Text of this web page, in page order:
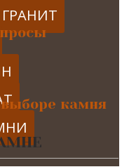
ГРАНИТ
камня